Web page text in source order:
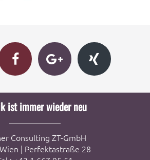
ist immer wieder neu
Consulting ZT-GmbH
| Perfektastraße 28